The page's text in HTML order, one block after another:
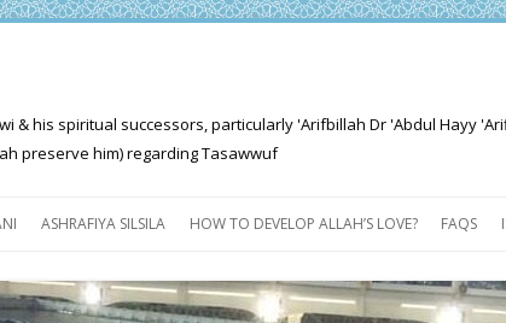
& his spiritual successors, particularly 'Arifbillah Dr 'Abdul Hayy
preserve him) regarding Tasawwuf
ASHRAFIYA SILSILA
ASHRAFIYA PATH
HOW TO DEVELOP ALLAH’S LOVE? FAQS